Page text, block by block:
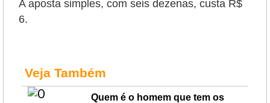
A aposta simples, com seis dezenas, custa R$
6.
Veja Também
Quem é o homem que tem os